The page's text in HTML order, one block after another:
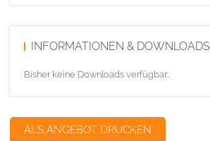
INFORMATIONEN & DOWNLOADS
Bisher keine Downloads verfügbar...
ALS ANGEBOT DRUCKEN